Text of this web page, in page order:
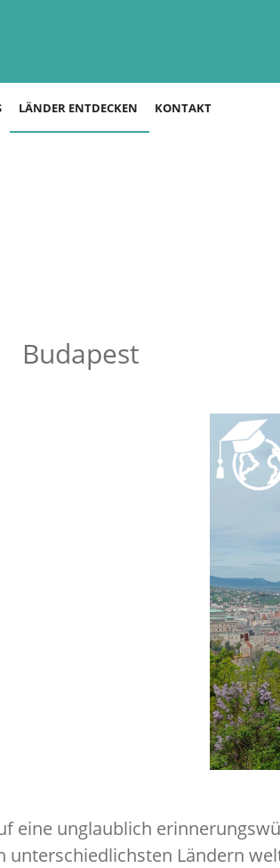
LÄNDER ENTDECKEN KONTAKT
Budapest
eine unglaublich
unterschiedlichsten Ländern